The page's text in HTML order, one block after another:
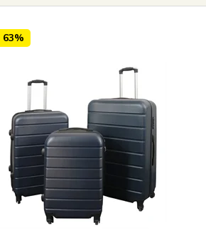
Grå
63%